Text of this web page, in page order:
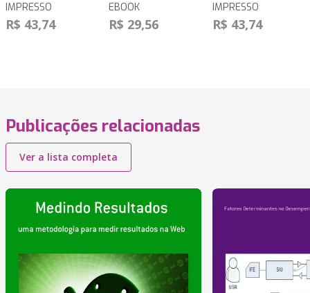
IMPRESSO
R$ 43,74
EBOOK
R$ 29,56
IMPRESSO
R$ 43,74
Publicações relacionadas
Ver a lista completa